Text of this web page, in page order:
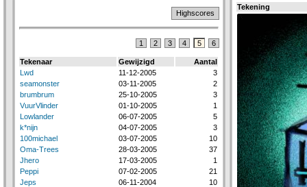
Highscores
1 2 3 4 5 6
Tekenaar Gewijzigd
Aantal
Lwd
11-12-2005
3
seamonster
03-11-2005
2
brumbrum
25-10-2005
3
VuurVlinder
01-10-2005
1
Lowlander
06-07-2005
5
k*nijn
04-07-2005
3
100michael
03-07-2005
10
Oma-Trees
28-03-2005
37
Jhero
17-03-2005
1
Peppi
07-02-2005
21
Jeps
06-11-2004
10
Tekening